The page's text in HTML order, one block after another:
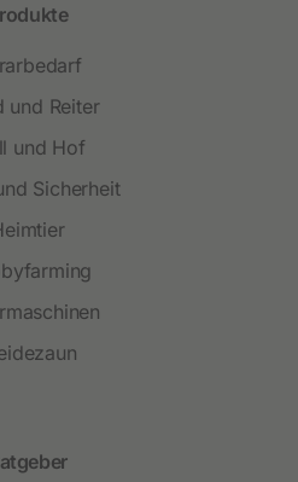
und Reiter
und Hof
Sicherheit